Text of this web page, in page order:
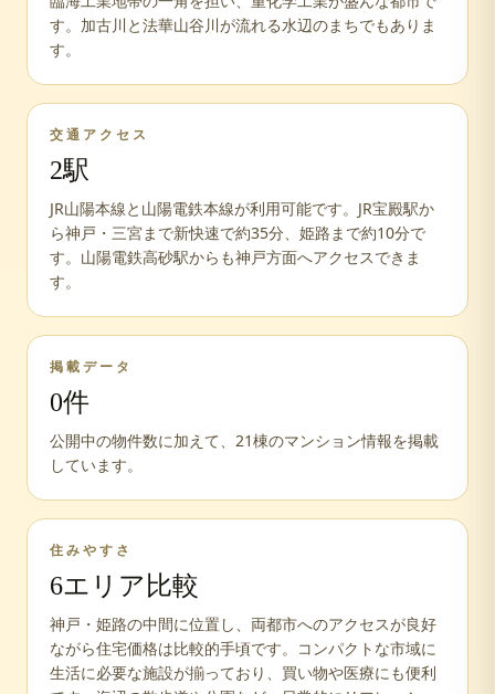
す。加古川と法華山谷川が流れる水辺のまちでもありま
す。
交通アクセス
2駅
JR山陽本線と山陽電鉄本線が利用可能です。JR宝殿駅か
ら神戸・三宮まで新快速で約35分、姫路まで約10分で
す。山陽電鉄高砂駅からも神戸方面へアクセスできま
す。
掲載データ
0件
公開中の物件数に加えて、 21棟のマンション情報を掲載
しています。
住みやすさ
6エリア比較
神戸・姫路の中間に位置し、両都市へのアクセスが良好
ながら住宅価格は比較的手頃です。コンパクトな市域に
生活に必要な施設が揃っており、買い物や医療にも便利